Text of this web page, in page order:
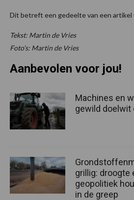
Dit betreft een gedeelte van een artikel
Tekst: Martin de Vries
Foto’s: Martin de Vries
Aanbevolen voor jou!
Machines en
gewild doelwit
grillig: droogte
geopolitiek
in de greep